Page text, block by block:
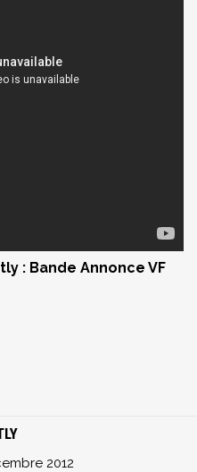
: Bande Annonce VF
2012